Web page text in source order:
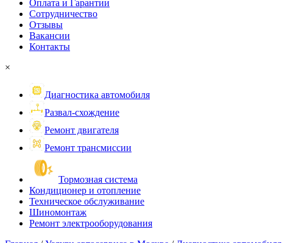
Оплата и Гарантии
Сотрудничество
Отзывы
Вакансии
Контакты
×
Диагностика автомобиля
Развал-схождение
Ремонт двигателя
Ремонт трансмиссии
Тормозная система
Кондиционер и отопление
Техническое обслуживание
Шиномонтаж
Ремонт электрооборудования